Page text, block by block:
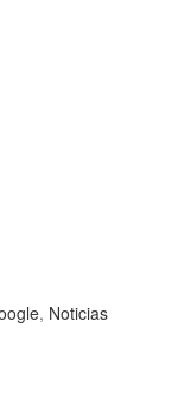
, Noticias